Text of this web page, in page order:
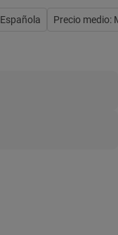
Española Precio medio: